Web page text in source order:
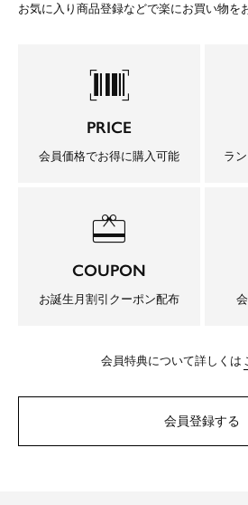
お気に入り商品登録などで楽にお買い物を
barcode_scanner
PRICE
会員価格でお得に購入可能 ラ
redeem
COUPON
お誕生月割引クーポン配布
会員特典について詳しくは
会員登録する